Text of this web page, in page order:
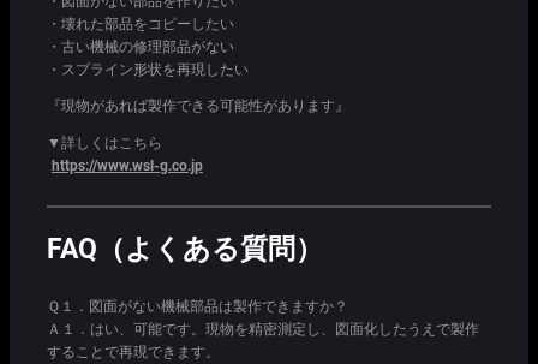
・壊れた部品をコピーしたい
・古い機械の修理部品がない
・スプライン形状を再現したい
『現物があれば製作できる可能性があります』
▼詳しくはこちら
https://www.wsl-g.co.jp
FAQ（よくある質問）
Ｑ１．図面がない機械部品は製作できますか？
Ａ１．はい、可能です。現物を精密測定し、図面化したうえで製作
することで再現できます。